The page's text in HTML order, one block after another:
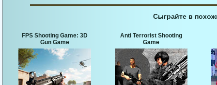
Сыграйте в
FPS Shooting Game: 3D
Gun Game
Anti Terrorist Shooting
Game